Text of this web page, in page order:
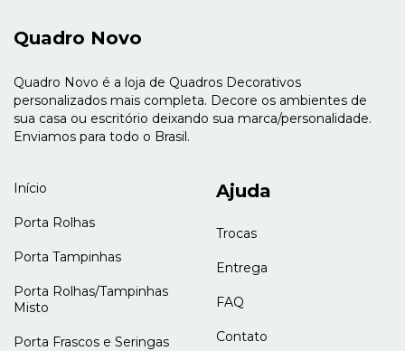
Quadro Novo
Quadro Novo é a loja de Quadros Decorativos
personalizados mais completa. Decore os ambientes de
sua casa ou escritório deixando sua marca/personalidade.
Enviamos para todo o Brasil.
Início
Porta Rolhas
Porta Tampinhas
Porta Rolhas/Tampinhas
Misto
Porta Frascos e Seringas
Ajuda
Trocas
Entrega
FAQ
Contato